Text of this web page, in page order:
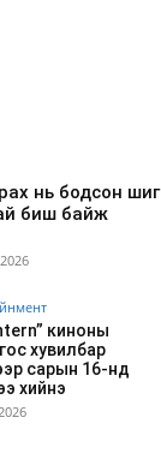
нь бодсон шиг
биш байж
киноны
хувилбар
сарын 16-нд
хийнэ